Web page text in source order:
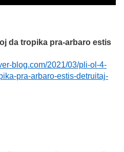
da tropika pra-arbaro estis
blog.com/2021/03/pli-ol-4-
pra-arbaro-estis-detruitaj-